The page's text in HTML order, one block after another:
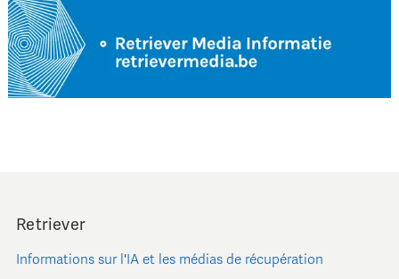
Retriever
Informations sur l'IA et les médias de récupération